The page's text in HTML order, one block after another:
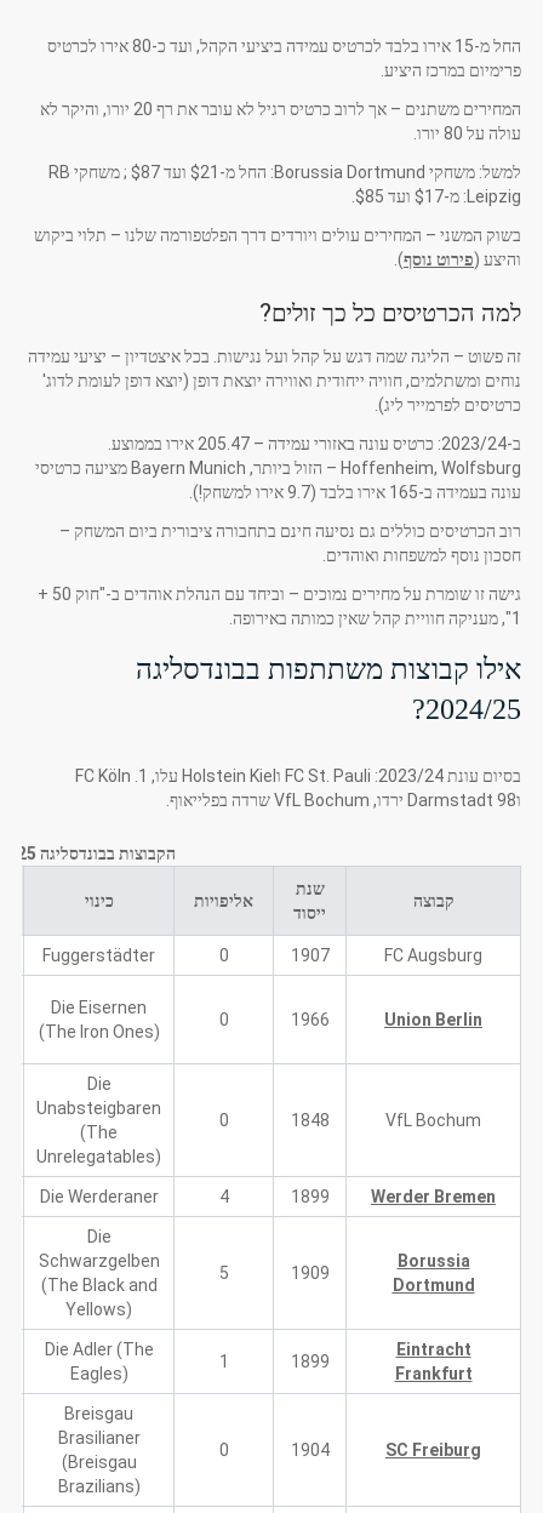
החל מ-15 אירו בלבד לכרטיס עמידה ביציעי הקהל, ועד כ-80 אירו לכרטיס
פרימיום במרכז היציע.
המחירים משתנים – אך לרוב כרטיס רגיל לא עובר את רף 20 יורו, והיקר לא
עולה על 80 יורו.
למשל: משחקי Borussia Dortmund: החל מ-$21 ועד $87 ; משחקי RB
Leipzig: מ-$17 ועד $85.
בשוק המשני – המחירים עולים ויורדים דרך הפלטפורמה שלנו – תלוי ביקוש
והיצע (פירוט נוסף).
למה הכרטיסים כל כך זולים?
זה פשוט – הליגה שמה דגש על קהל ועל נגישות. בכל איצטדיון – יציעי עמידה
נוחים ומשתלמים, חוויה ייחודית ואווירה יוצאת דופן (יוצא דופן לעומת לדוג'
כרטיסים לפרמייר ליג).
ב-2023/24: כרטיס עונה באזורי עמידה – 205.47 אירו בממוצע.
Hoffenheim, Wolfsburg – הזול ביותר, Bayern Munich מציעה כרטיסי
עונה בעמידה ב-165 אירו בלבד (9.7 אירו למשחק!).
רוב הכרטיסים כוללים גם נסיעה חינם בתחבורה ציבורית ביום המשחק –
חסכון נוסף למשפחות ואוהדים.
גישה זו שומרת על מחירים נמוכים – וביחד עם הנהלת אוהדים ב-"חוק 50 +
1", מעניקה חוויית קהל שאין כמותה באירופה.
אילו קבוצות משתתפות בבונדסליגה
2024/25?
בסיום עונת 2023/24: FC St. Pauli וHolstein Kiel עלו, 1. FC Köln
וDarmstadt 98 ירדו, VfL Bochum שרדה בפלייאוף.
הקבוצות בבונדסליגה 2024/25
קבוצה
שנת
ייסוד
אליפויות כינוי
FC Augsburg
1907
0
Fuggerstädter
Union Berlin
1966
0
Die Eisernen
(The Iron Ones)
VfL Bochum
1848
0
Die
Unabsteigbaren
(The
Unrelegatables)
Werder Bremen
1899
4
Die Werderaner
Borussia
Dortmund
1909
5
Die
Schwarzgelben
(The Black and
Yellows)
Eintracht
Frankfurt
1899
1
Die Adler (The
Eagles)
SC Freiburg
1904
0
Breisgau
Brasilianer
(Breisgau
Brazilians)